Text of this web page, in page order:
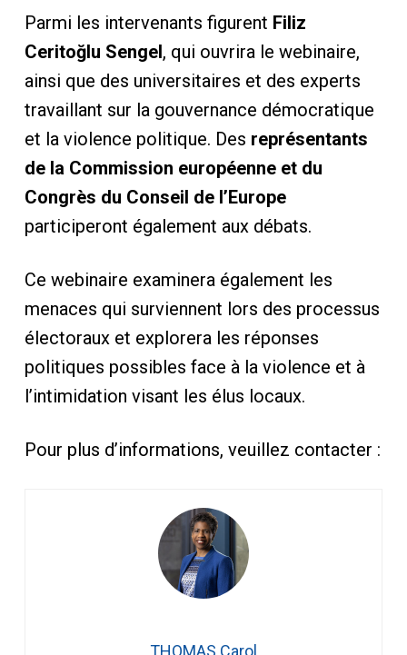
Parmi les intervenants figurent Filiz
Ceritoğlu Sengel, qui ouvrira le webinaire,
ainsi que des universitaires et des experts
travaillant sur la gouvernance démocratique
et la violence politique. Des représentants
de la Commission européenne et du
Congrès du Conseil de l’Europe
participeront également aux débats.
Ce webinaire examinera également les
menaces qui surviennent lors des processus
électoraux et explorera les réponses
politiques possibles face à la violence et à
l’intimidation visant les élus locaux.
Pour plus d’informations, veuillez contacter :
THOMAS Carol